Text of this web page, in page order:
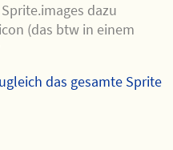
dazu
(das btw in einem
das gesamte Sprite